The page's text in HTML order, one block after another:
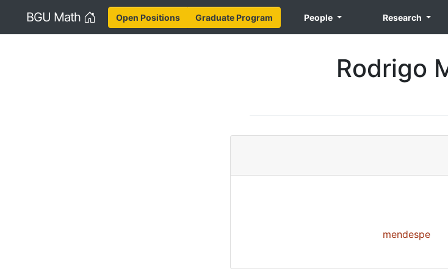
BGU Math HomeOpen Positions Graduate Program People Research
mendespe